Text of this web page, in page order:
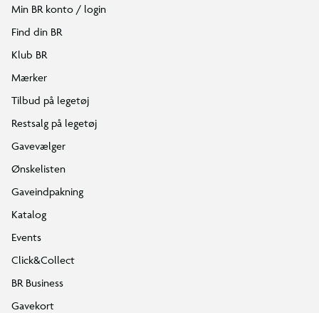
Min BR konto / login
Find din BR
Klub BR
Mærker
Tilbud på legetøj
Restsalg på legetøj
Gavevælger
Ønskelisten
Gaveindpakning
Katalog
Events
Click&Collect
BR Business
Gavekort